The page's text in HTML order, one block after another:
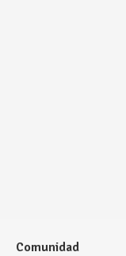
Comunidad